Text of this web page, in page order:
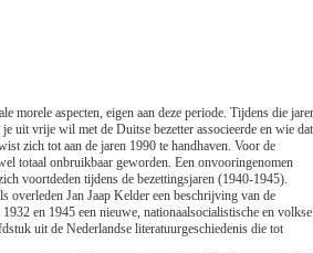
Luc de Keersmaecker
Antoon van den
Amélie Nothomb
morele aspecten, eigen aan deze periode. Tijdens die
uit vrije wil met de Duitse bezetter associeerde en wie dat
zich tot aan de jaren 1990 te handhaven. Voor de
totaal onbruikbaar geworden. Een onvooringenomen
voortdeden tijdens de bezettingsjaren (1940-1945).
Jan Jaap Kelder een beschrijving van de
en 1945 een nieuwe, nationaalsocialistische en volkse
uit de Nederlandse literatuurgeschiedenis die tot